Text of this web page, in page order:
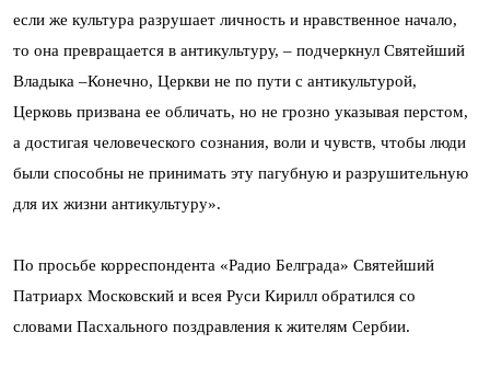
если же культура разрушает личность и нравственное начало,
то она превращается в антикультуру, – подчеркнул Святейший
Владыка –Конечно, Церкви не по пути с антикультурой,
Церковь призвана ее обличать, но не грозно указывая перстом,
а достигая человеческого сознания, воли и чувств, чтобы люди
были способны не принимать эту пагубную и разрушительную
для их жизни антикультуру».
По просьбе корреспондента «Радио Белграда» Святейший
Патриарх Московский и всея Руси Кирилл обратился со
словами Пасхального поздравления к жителям Сербии.